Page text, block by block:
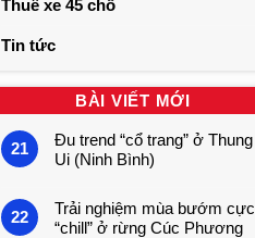
Thuê xe 45 chỗ
Tin tức
BÀI VIẾT MỚI
21
Đu trend “cổ trang” ở Thung
Ui (Ninh Bình)
22
Trải nghiệm mùa bướm cực
“chill” ở rừng Cúc Phương